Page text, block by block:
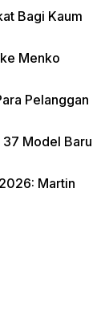
Bagi Kaum
Menko
Pelanggan
Model Baru
Martin